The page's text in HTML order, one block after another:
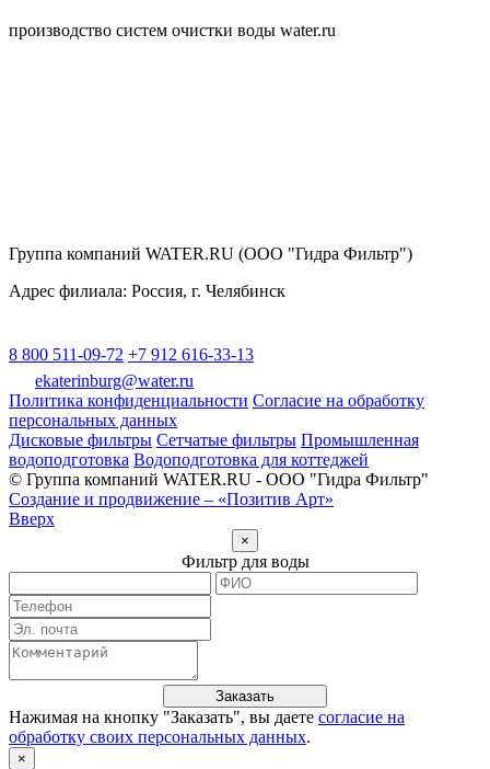
производство систем очистки воды water.ru
Группа компаний WATER.RU (ООО "Гидра Фильтр")
Адрес филиала: Россия, г. Челябинск
8 800 511-09-72 +7 912 616-33-13
ekaterinburg@water.ru
Политика конфиденциальности Согласие на обработку
персональных данных
Дисковые фильтры Сетчатые фильтры Промышленная
водоподготовка Водоподготовка для коттеджей
© Группа компаний WATER.RU - ООО "Гидра Фильтр"
Создание и продвижение – «Позитив Арт»
Вверх
×
Фильтр для воды
Заказать
Нажимая на кнопку "Заказать", вы даете согласие на
обработку своих персональных данных.
×